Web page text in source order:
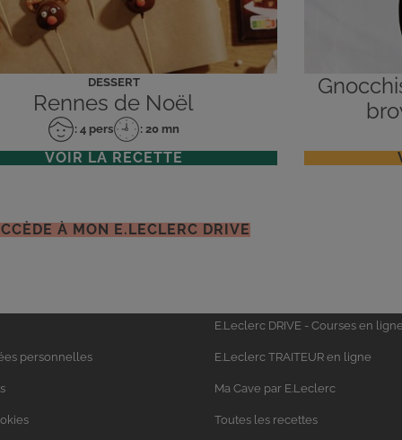
DESSERT
Rennes de Noël
Nombre
de
: 4 pers
Temps
de
: 20 mn
VOIR LA RECETTE
À MON E.LECLERC DRIVE
personnelles
Univers
Leclerc
E.Leclerc DRIVE - Courses en ligne
E.Leclerc TRAITEUR en ligne
Ma Cave par E.Leclerc
Toutes les recettes